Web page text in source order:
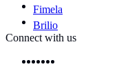
Fimela
Brilio
Connect with us